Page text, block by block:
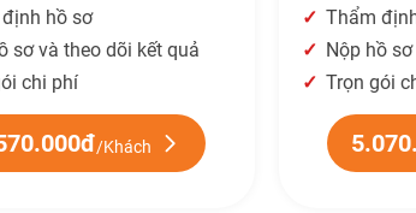
hồ sơ
sơ và theo dõi kết quả
chi phí
/Khách
Thẩm
Nộp hồ
Trọn gói